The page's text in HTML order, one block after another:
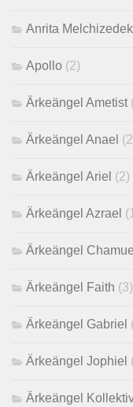
Anrita Melchizedek
Apollo (2)
Ärkeängel Ametist
Ärkeängel Anael
Ärkeängel Ariel (2)
Ärkeängel Azrael
Ärkeängel Chamuel
Ärkeängel Faith (3)
Ärkeängel Gabriel
Ärkeängel Jophiel
Ärkeängel